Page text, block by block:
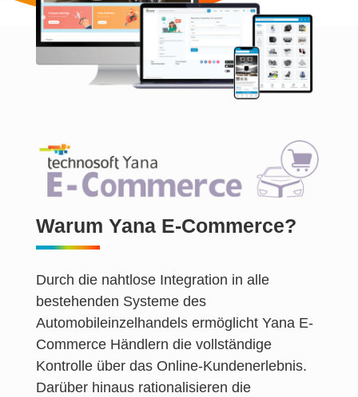
Warum Yana E-Commerce?
Durch die nahtlose Integration in alle
bestehenden Systeme des
Automobileinzelhandels ermöglicht Yana E-
Commerce Händlern die vollständige
Kontrolle über das Online-Kundenerlebnis.
Darüber hinaus rationalisieren die